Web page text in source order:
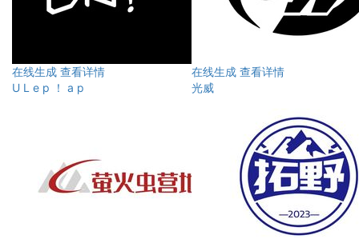
在线生成 查看详情
U L e p ！ a p
在线生成 查看详情
光威